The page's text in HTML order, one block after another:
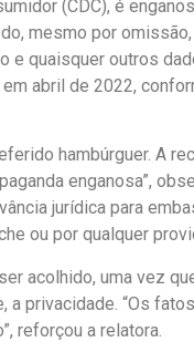
(CDC), é
mesmo por
e quaisquer outros
abril de 2022,
hambúrguer. A
enganosa”,
jurídica para
ou por qualquer
acolhido, uma vez
privacidade. “Os
reforçou a relatora.